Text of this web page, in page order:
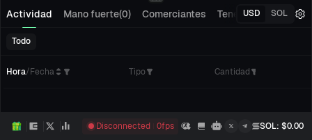
Actividad Mano fuerte(0) Comerciantes Tenedores(0)
USD SOL
Todo
Hora/Fecha Tipo Cantidad
Disconnected 0fps SOL: $0.00